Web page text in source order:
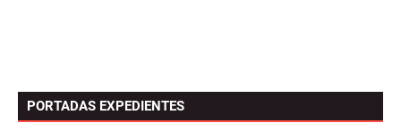
PORTADAS EXPEDIENTES